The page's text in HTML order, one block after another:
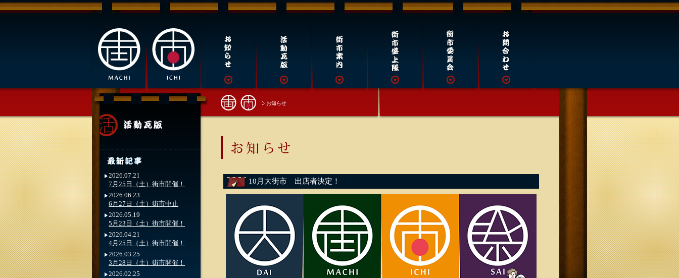
お知らせ
10月大街市 出店者決定！
2026.07.21
7月25日（土）街市開催！
2026.06.23
6月27日（土）街市中止
2026.05.19
5月23日（土）街市開催！
2026.04.21
4月25日（土）街市開催！
2026.03.25
3月28日（土）街市開催！
2026.02.25